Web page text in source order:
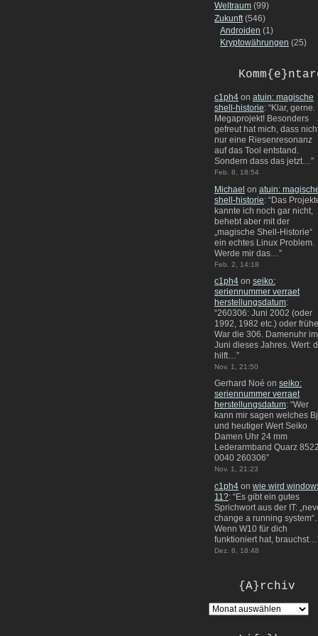
Weltraum (99)
Zukunft (546)
Androiden (1)
Kryptowährungen (25)
c1ph4 on atuin: magische
shell-historie: “Klar, gerne.
Megaprojekt! Besonders
gefreut hat mich, dass
nur eine Riesenresonanz
auf das Tool entstand.
Sondern dass das jetzt…”
Feb. 8, 18:54
Michael on atuin:
shell-historie: “Das
kannte ich noch gar nicht,
behebt aber mit der
„magische Shell-Historie“
ein echtes Linux Problem.
Werde mir das… ”
Feb. 2, 14:18
c1ph4 on seiko:
seriennummer verraet
herstellungsdatum:
“260306: Juni 2002 (oder
1992, 1982 etc.) oder
War die 306. Damenuhr im
Juni dieses Jahres. Wert:
hilft…”
Nov. 1, 21:50
Gerhard Noé on seiko:
seriennummer verraet
herstellungsdatum: “Wer
kann mir sagen welches
und heutiger Wert Seiko
Damen Uhr 24 mm
Lederarmband Quarz
0040 260306”
Nov. 1, 21:23
c1ph4 on wie wird
11?: “Es gibt ein gutes
Sprichwort aus der IT:
change a running system“.
Wenn W10 für dich
funktioniert hat, brauchst…
Dez. 6, 18:48
{A}rchiv